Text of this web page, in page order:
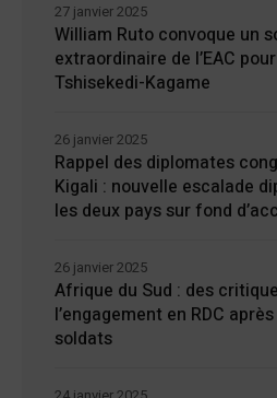
William Ruto convoque un
extraordinaire de l’EAC
Tshisekedi-Kagame
27 janvier 2025
Rappel des diplomates
Kigali : nouvelle escalade
les deux pays sur fond
26 janvier 2025
Afrique du Sud : des
l’engagement en RDC
soldats
26 janvier 2025